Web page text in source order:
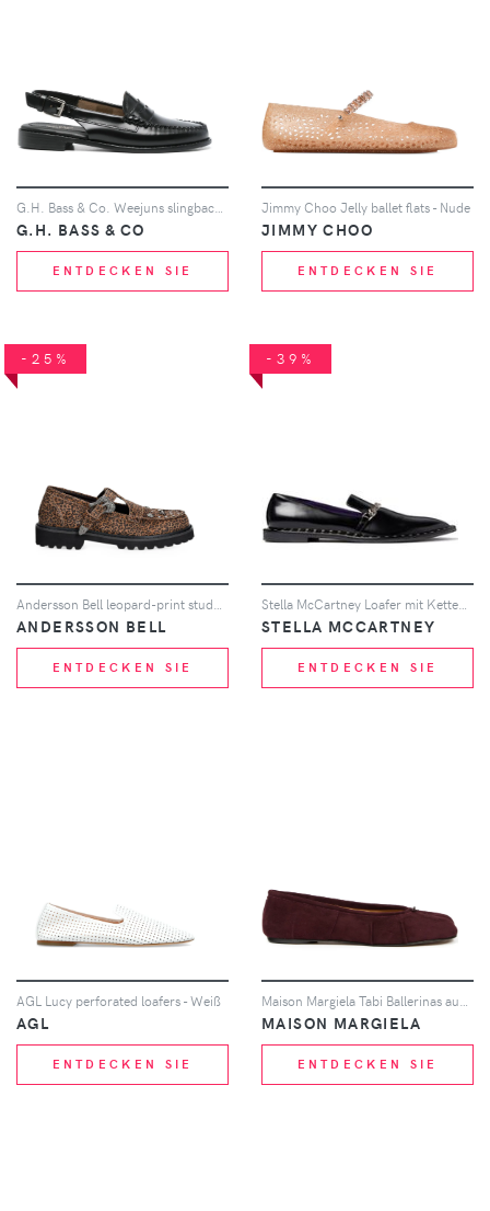
G.H. BASS & CO
ENTDECKEN SIE
Jimmy Choo Jelly ballet flats - Nude
JIMMY CHOO
ENTDECKEN SIE
-25%
ANDERSSON BELL
ENTDECKEN SIE
-39%
STELLA MCCARTNEY
ENTDECKEN SIE
AGL Lucy perforated loafers - Weiß
AGL
ENTDECKEN SIE
MAISON MARGIELA
ENTDECKEN SIE